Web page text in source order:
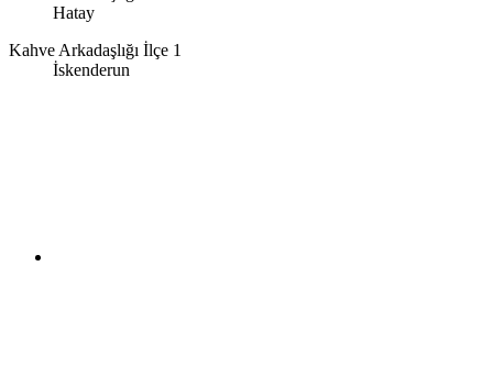
Hatay
Kahve Arkadaşlığı İlçe 1
İskenderun